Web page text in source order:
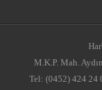
M.K.P. Mah.
Tel: (0452) 424 24